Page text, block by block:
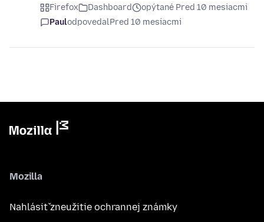
Firefox Dashboard
opýtané Pred 10 mesiacmi
PaulodpovedalPred 10 mesiacmi
Mozilla
Nahlásiť zneužitie ochrannej známky